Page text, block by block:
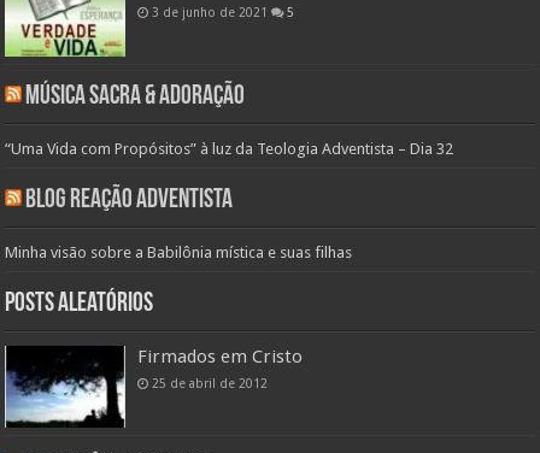
3 de junho de 2021 5
Música Sacra & Adoração
“Uma Vida com Propósitos” à luz da Teologia Adventista – Dia 32
Blog Reação Adventista
Minha visão sobre a Babilônia mística e suas filhas
Posts aleatórios
Firmados em Cristo
25 de abril de 2012